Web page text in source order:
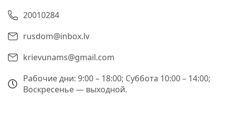
20010284
rusdom@inbox.lv
krievunams@gmail.com
Рабочие дни: 9:00 – 18:00; Суббота 10:00 – 14:00;
Воскресенье — выходной.